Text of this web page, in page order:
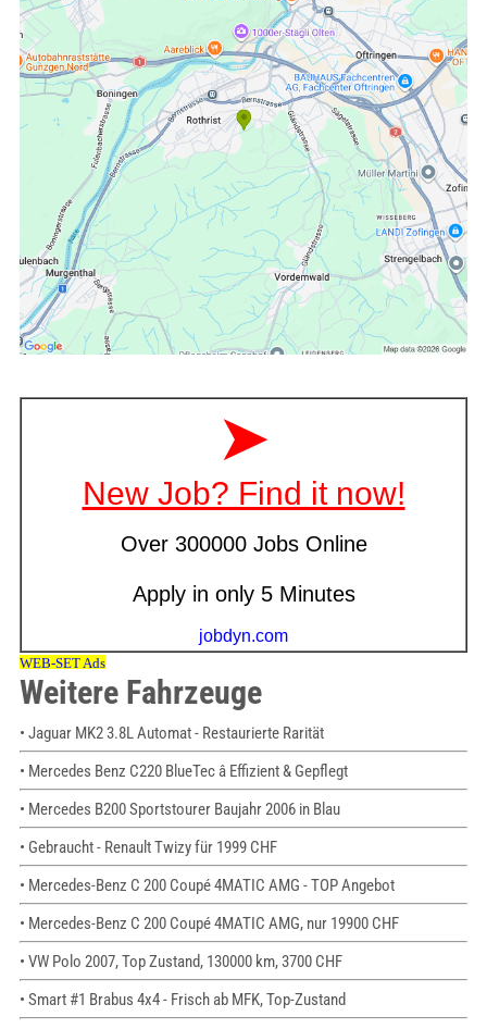
Weitere Fahrzeuge
• Jaguar MK2 3.8L Automat - Restaurierte Rarität
• Mercedes Benz C220 BlueTec â Effizient & Gepflegt
• Mercedes B200 Sportstourer Baujahr 2006 in Blau
• Gebraucht - Renault Twizy für 1999 CHF
• Mercedes-Benz C 200 Coupé 4MATIC AMG - TOP Angebot
• Mercedes-Benz C 200 Coupé 4MATIC AMG, nur 19900 CHF
• VW Polo 2007, Top Zustand, 130000 km, 3700 CHF
• Smart #1 Brabus 4x4 - Frisch ab MFK, Top-Zustand